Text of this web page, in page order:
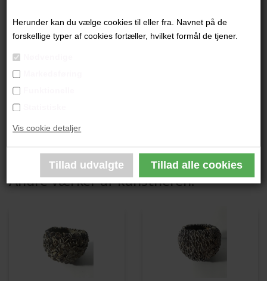
Herunder kan du vælge cookies til eller fra. Navnet på de
forskellige typer af cookies fortæller, hvilket formål de tjener.
Vis cookie detaljer
"Vase"
24 x 25 cm.
Stentøj
Unika
Andre værker af kunstneren: